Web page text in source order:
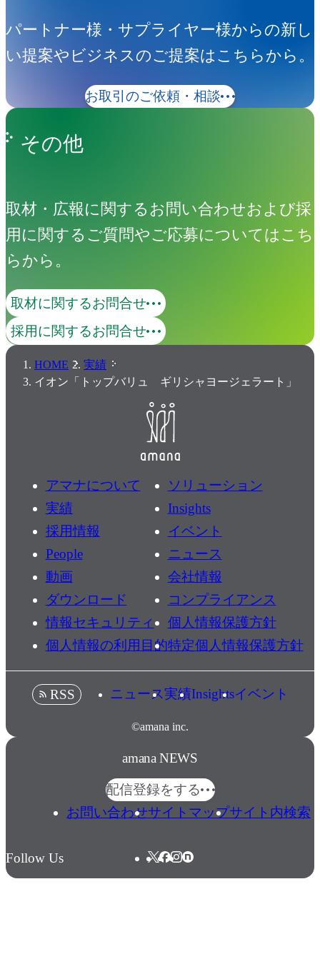
パートナー様・サプライヤー様からの新し
い提案やビジネスのご提案はこちらから。
お取引のご依頼・相談
その他
取材・広報に関するお問い合わせおよび採
用に関するご質問やご応募についてはこち
らから。
取材に関するお問合せ
採用に関するお問合せ
HOME
実績
イオン「トップバリュ ギリシャヨージェラート」
アマナについて
ソリューション
実績
Insights
採用情報
イベント
People
ニュース
動画
会社情報
ダウンロード
コンプライアンス
情報セキュリティ
個人情報保護方針
個人情報の利用目的特定個人情報保護方針
©amana inc.
RSS ニュース実績Insightsイベント
amana NEWS
配信登録をする
お問い合わせサイトマップサイト内検索
Follow Us